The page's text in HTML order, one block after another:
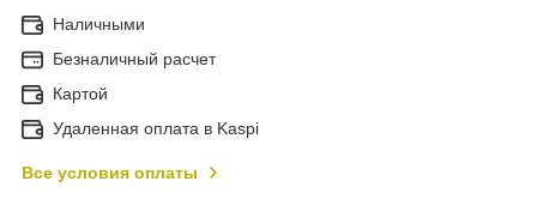
Наличными
Безналичный расчет
Картой
Удаленная оплата в Kaspi
Все условия оплаты